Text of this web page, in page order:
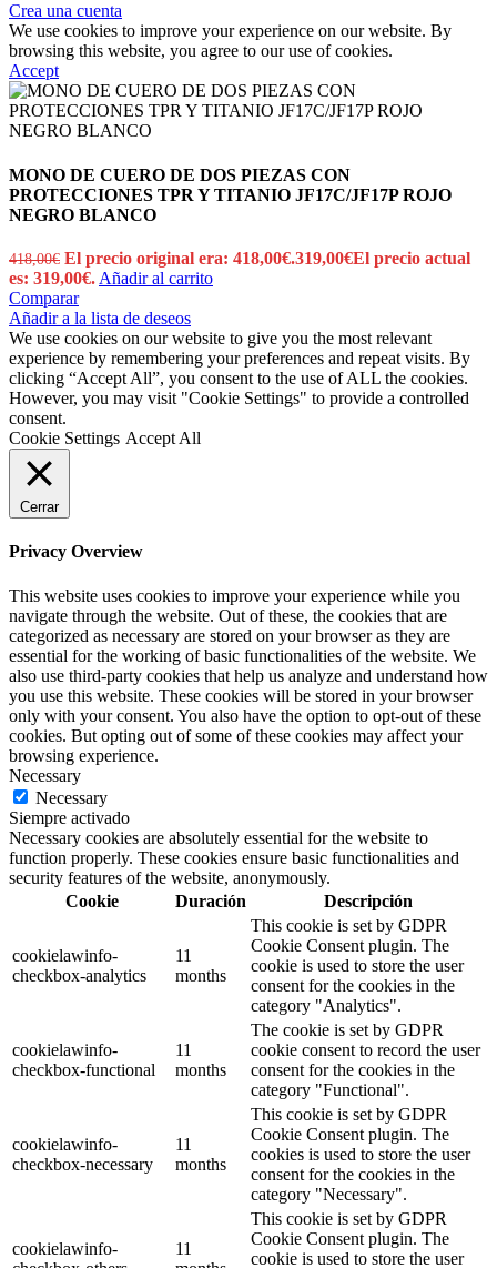
Crea una cuenta
We use cookies to improve your experience on our website. By
browsing this website, you agree to our use of cookies.
Accept
MONO DE CUERO DE DOS PIEZAS CON
PROTECCIONES TPR Y TITANIO JF17C/JF17P ROJO
NEGRO BLANCO
418,00€ El precio original era: 418,00€.319,00€El precio actual
es: 319,00€. Añadir al carrito
Comparar
Añadir a la lista de deseos
We use cookies on our website to give you the most relevant
experience by remembering your preferences and repeat visits. By
clicking “Accept All”, you consent to the use of ALL the cookies.
However, you may visit "Cookie Settings" to provide a controlled
consent.
Cookie Settings Accept All
Cerrar
Privacy Overview
This website uses cookies to improve your experience while you
navigate through the website. Out of these, the cookies that are
categorized as necessary are stored on your browser as they are
essential for the working of basic functionalities of the website. We
also use third-party cookies that help us analyze and understand how
you use this website. These cookies will be stored in your browser
only with your consent. You also have the option to opt-out of these
cookies. But opting out of some of these cookies may affect your
browsing experience.
Necessary
Necessary
Siempre activado
Necessary cookies are absolutely essential for the website to
function properly. These cookies ensure basic functionalities and
security features of the website, anonymously.
Cookie
Duración Descripción
cookielawinfo-
checkbox-analytics
11
months
This cookie is set by GDPR
Cookie Consent plugin. The
cookie is used to store the user
consent for the cookies in the
category "Analytics".
cookielawinfo-
checkbox-functional
11
months
The cookie is set by GDPR
cookie consent to record the user
consent for the cookies in the
category "Functional".
cookielawinfo-
checkbox-necessary
11
months
This cookie is set by GDPR
Cookie Consent plugin. The
cookies is used to store the user
consent for the cookies in the
category "Necessary".
cookielawinfo-
11
This cookie is set by GDPR
Cookie Consent plugin. The
cookie is used to store the user